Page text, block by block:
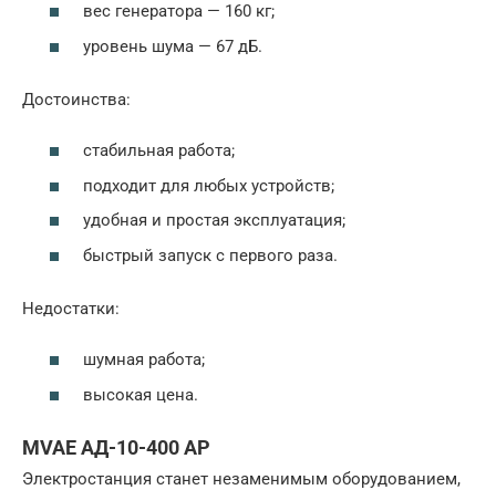
вес генератора — 160 кг;
уровень шума — 67 дБ.
Достоинства:
стабильная работа;
подходит для любых устройств;
удобная и простая эксплуатация;
быстрый запуск с первого раза.
Недостатки:
шумная работа;
высокая цена.
MVAE АД-10-400 АР
Электростанция станет незаменимым оборудованием,